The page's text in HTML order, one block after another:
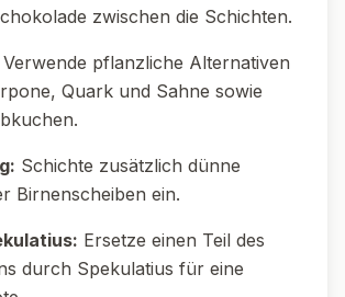
pro Portion
14
Protein